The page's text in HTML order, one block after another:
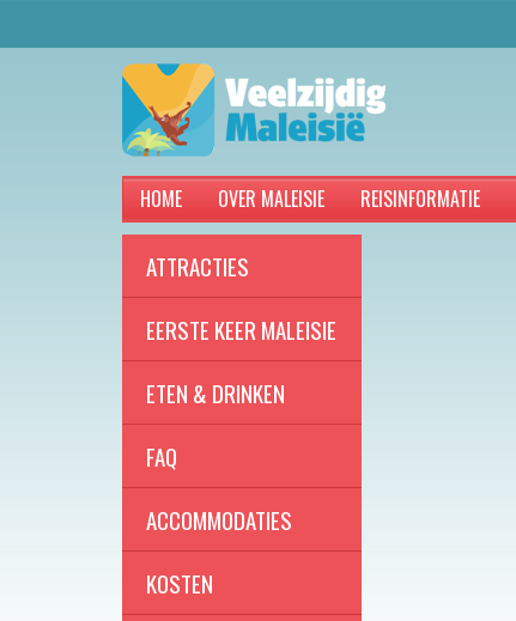
HOME OVER MALEISIE REISINFORMATIE
ATTRACTIES
EERSTE KEER MALEISIE
ETEN & DRINKEN
FAQ
ACCOMMODATIES
KOSTEN